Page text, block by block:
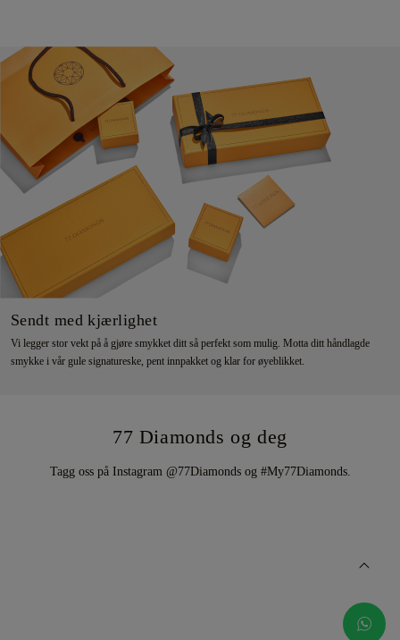
Sendt med kjærlighet
Vi legger stor vekt på å gjøre smykket ditt så perfekt som mulig. Motta ditt håndlagde
smykke i vår gule signatureske, pent innpakket og klar for øyeblikket.
77 Diamonds og deg
Tagg oss på Instagram @77Diamonds og #My77Diamonds.